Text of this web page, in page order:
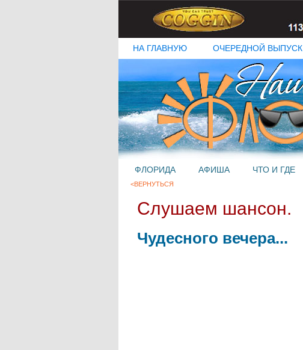
НА ГЛАВНУЮ ОЧЕРЕДНОЙ ВЫПУСК
ФЛОРИДА АФИША ЧТО И ГДЕ
<ВЕРНУТЬСЯ
Слушаем шансон.
Чудесного вечера...